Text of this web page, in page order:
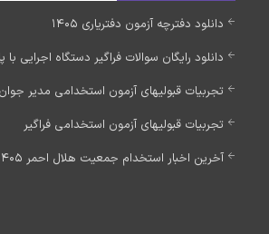
دانلود دفترچه آزمون دفتریاری 1405
دانلود رایگان سوالات فراگیر دستگاه اجرایی با
تجربیات قبولیهای آزمون استخدامی مدیر جوان
تجربیات قبولیهای آزمون استخدامی فراگیر
آخرین اخبار استخدام جمعیت هلال احمر 1405 (به زودی)